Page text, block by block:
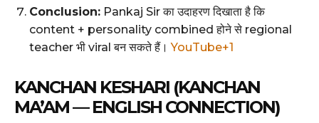
Conclusion: Pankaj Sir का उदाहरण दिखाता है कि
content + personality combined होने से regional
teacher भी viral बन सकते हैं। YouTube+1
KANCHAN KESHARI (KANCHAN
MA’AM — ENGLISH CONNECTION)